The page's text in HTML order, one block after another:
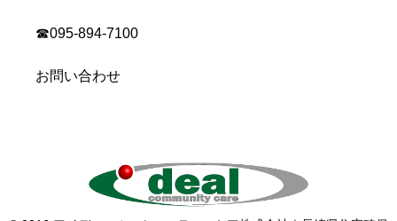
☎︎095-894-7100
お問い合わせ